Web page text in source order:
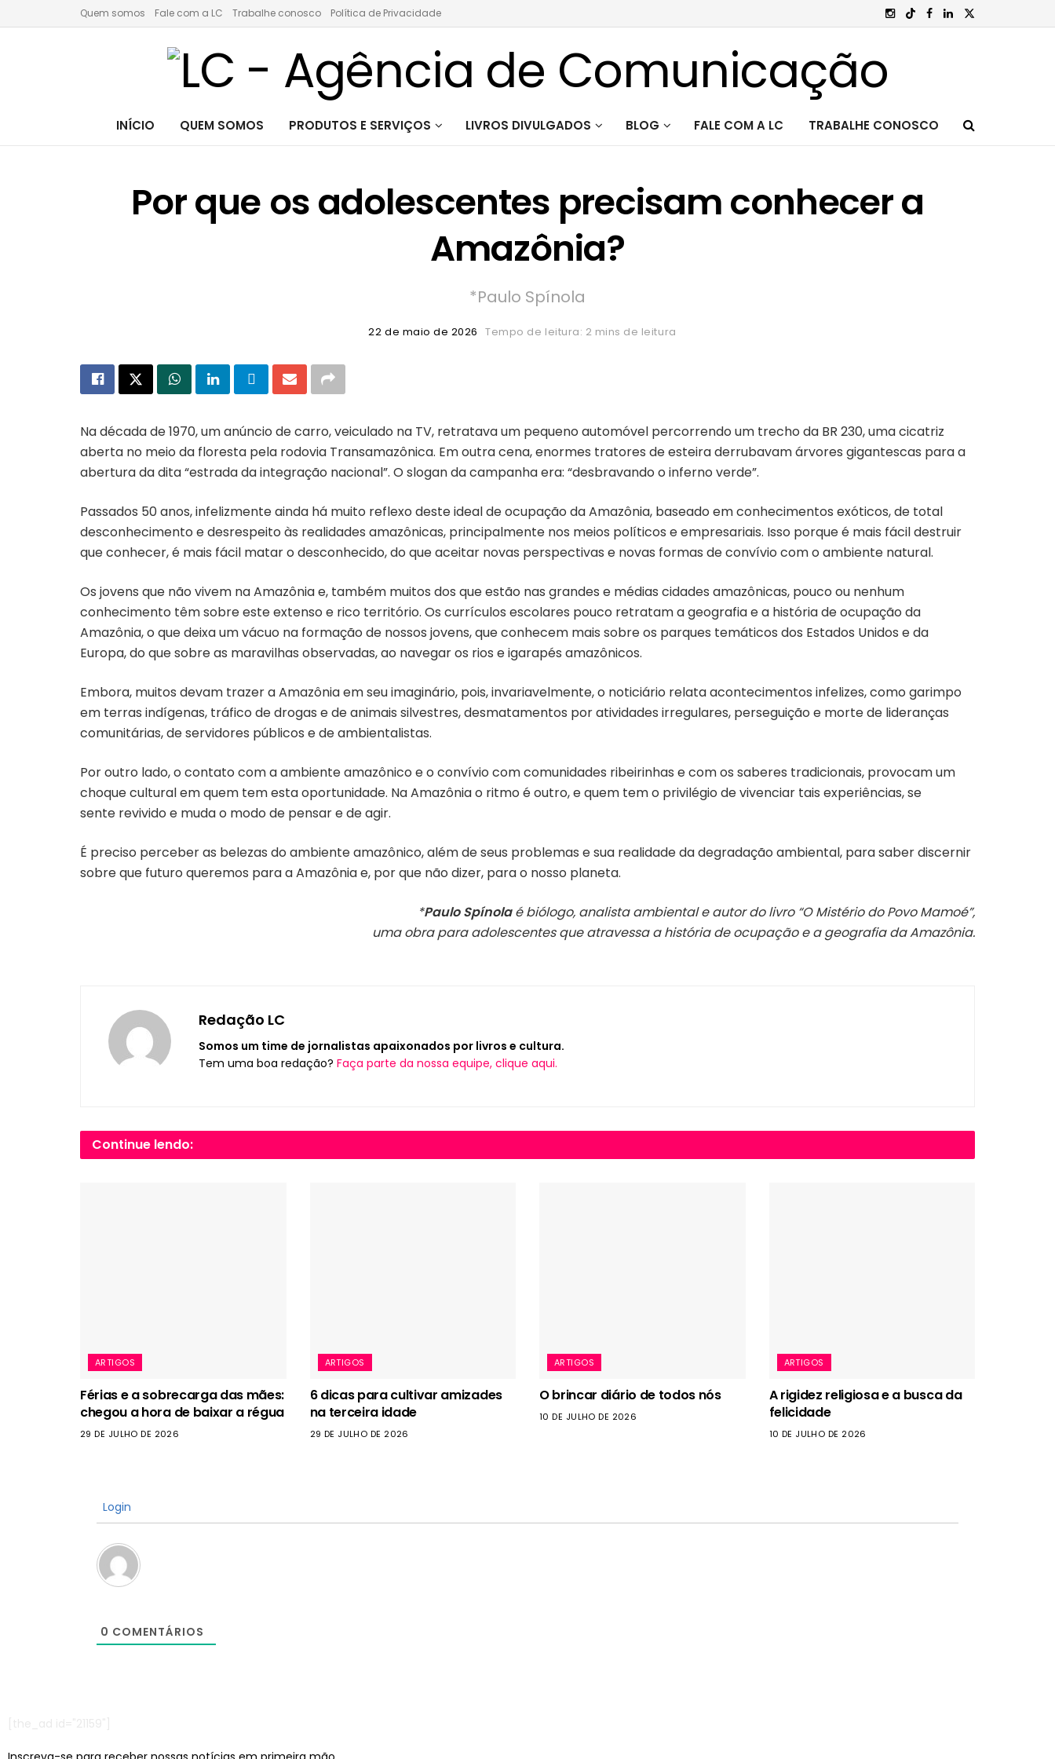
Quem somos Fale com a LC Trabalhe conosco Política de Privacidade
INÍCIO QUEM SOMOS PRODUTOS E SERVIÇOS LIVROS DIVULGADOS BLOG FALE COM A LC TRABALHE CONOSCO
Por que os adolescentes precisam conhecer a
Amazônia?
*Paulo Spínola
22 de maio de 2026 Tempo de leitura: 2 mins de leitura
Na década de 1970, um anúncio de carro, veiculado na TV, retratava um pequeno automóvel percorrendo um trecho da BR 230, uma cicatriz
aberta no meio da floresta pela rodovia Transamazônica. Em outra cena, enormes tratores de esteira derrubavam árvores gigantescas para a
abertura da dita “estrada da integração nacional”. O slogan da campanha era: “desbravando o inferno verde”.
Passados 50 anos, infelizmente ainda há muito reflexo deste ideal de ocupação da Amazônia, baseado em conhecimentos exóticos, de total
desconhecimento e desrespeito às realidades amazônicas, principalmente nos meios políticos e empresariais. Isso porque é mais fácil destruir
que conhecer, é mais fácil matar o desconhecido, do que aceitar novas perspectivas e novas formas de convívio com o ambiente natural.
Os jovens que não vivem na Amazônia e, também muitos dos que estão nas grandes e médias cidades amazônicas, pouco ou nenhum
conhecimento têm sobre este extenso e rico território. Os currículos escolares pouco retratam a geografia e a história de ocupação da
Amazônia, o que deixa um vácuo na formação de nossos jovens, que conhecem mais sobre os parques temáticos dos Estados Unidos e da
Europa, do que sobre as maravilhas observadas, ao navegar os rios e igarapés amazônicos.
Embora, muitos devam trazer a Amazônia em seu imaginário, pois, invariavelmente, o noticiário relata acontecimentos infelizes, como garimpo
em terras indígenas, tráfico de drogas e de animais silvestres, desmatamentos por atividades irregulares, perseguição e morte de lideranças
comunitárias, de servidores públicos e de ambientalistas.
Por outro lado, o contato com a ambiente amazônico e o convívio com comunidades ribeirinhas e com os saberes tradicionais, provocam um
choque cultural em quem tem esta oportunidade. Na Amazônia o ritmo é outro, e quem tem o privilégio de vivenciar tais experiências, se
sente revivido e muda o modo de pensar e de agir.
É preciso perceber as belezas do ambiente amazônico, além de seus problemas e sua realidade da degradação ambiental, para saber discernir
sobre que futuro queremos para a Amazônia e, por que não dizer, para o nosso planeta.
*Paulo Spínolaé biólogo, analista ambiental e autor do livro “O Mistério do Povo Mamoé”,
uma obra para adolescentes que atravessa a história de ocupação e a geografia da Amazônia.
Redação LC
Somos um time de jornalistas apaixonados por livros e cultura.
Tem uma boa redação? Faça parte da nossa equipe, clique aqui.
Continue lendo:
ARTIGOS
Férias e a sobrecarga das mães:
chegou a hora de baixar a régua
29 DE JULHO DE 2026
ARTIGOS
6 dicas para cultivar amizades
na terceira idade
29 DE JULHO DE 2026
ARTIGOS
O brincar diário de todos nós
10 DE JULHO DE 2026
ARTIGOS
A rigidez religiosa e a busca da
felicidade
10 DE JULHO DE 2026
Login
0 COMENTÁRIOS